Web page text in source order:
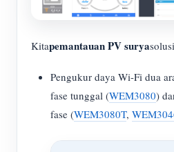
Kitapemantauan PV surya
Pengukur daya Wi-Fi dua
fase tunggal (WEM3080)
fase (WEM3080T,